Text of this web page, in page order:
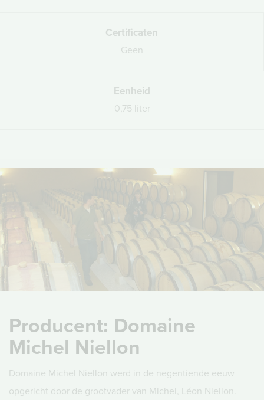
Certificaten
Geen
Eenheid
0,75 liter
Producent: Domaine
Michel Niellon
Domaine Michel Niellon werd in de negentiende eeuw
opgericht door de grootvader van Michel, Léon Niellon.